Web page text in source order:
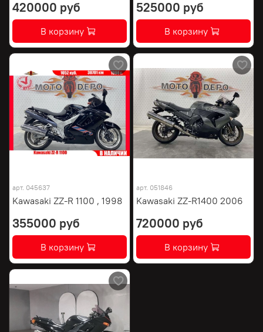
420000 руб
В корзину
525000 руб
В корзину
арт. 045637
Kawasaki ZZ-R 1100 , 1998
355000 руб
В корзину
арт. 051846
Kawasaki ZZ-R1400 2006
720000 руб
В корзину